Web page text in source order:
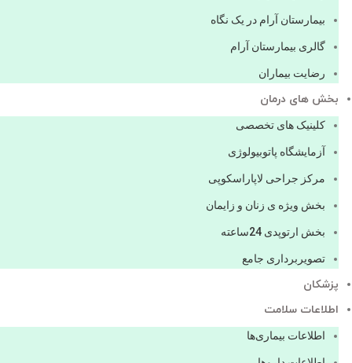
بیمارستان آرام در یک نگاه
گالری بیمارستان آرام
رضایت بیماران
بخش های درمان
کلینیک های تخصصی
آزمایشگاه پاتوبیولوژی
مرکز جراحی لاپاراسکوپی
بخش ویژه ی زنان و زایمان
بخش ارتوپدی 24ساعته
تصویربرداری جامع
پزشكان
اطلاعات سلامت
اطلاعات بیماری‌ها